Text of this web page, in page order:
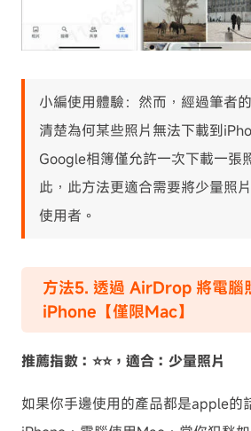
小編使用體驗：然而，經過筆者
清楚為何某些照片無法下載到
Google相簿僅允許一次下載一張
此，此方法更適合需要將少量照
使用者。
方法5. 透過 AirDrop 將電腦
iPhone【僅限Mac】
推薦指數：⭐⭐，適合：少量照片
如果你手邊使用的產品都是apple的